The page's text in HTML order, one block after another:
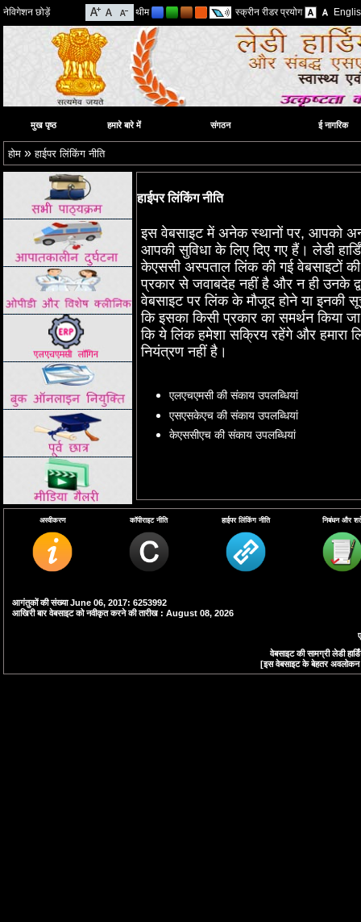
नेविगेशन छोड़ें थीम स्क्रीन रीडर प्रयोग
मुख पृष्ठ हमारे बारे में संगठन ई नागरिक
होम »हाईपर लिंकिंग नीति
हाईपर लिंकिंग नीति
इस वेबसाइट में अनेक स्‍थानों पर, आपको
आपकी सुविधा के लिए दिए गए हैं। लेडी
केएससी अस्पताल लिंक की गई वेबसाइटों
प्रकार से जवाबदेह नहीं है और न ही उनके
वेबसाइट पर लिंक के मौजूद होने या इनकी
कि इसका किसी प्रकार का समर्थन किया
कि ये लिंक हमेशा सक्रिय रहेंगे और हमारा
नियंत्रण नहीं है।
एलएचएमसी की संकाय उपलब्धियां
एसएसकेएच की संकाय उपलब्धियां
केएससीएच की संकाय उपलब्धियां
अस्वीकरण कॉपीराइट नीति हाईपर लिंकिंग नीति निबंधन और
आगंतुकों की संख्या June 06, 2017: 6253992
आखिरी बार वेबसाइट को नवीकृत करने की तारीख : August 08, 2026
वेबसाइट की सामग्री लेडी
[इस वेबसाइट के बेहतर